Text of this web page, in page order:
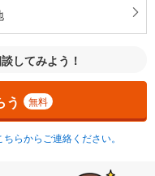
してみよう！
う 無料
らからご連絡ください。